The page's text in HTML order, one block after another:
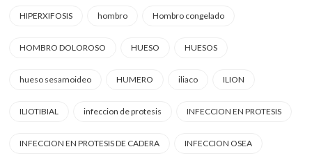
HIPERXIFOSIS hombro Hombro congelado
HOMBRO DOLOROSO HUESO HUESOS
hueso sesamoideo HUMERO iliaco ILION
ILIOTIBIAL infeccion de protesis INFECCION EN PROTESIS
INFECCION EN PROTESIS DE CADERA INFECCION OSEA